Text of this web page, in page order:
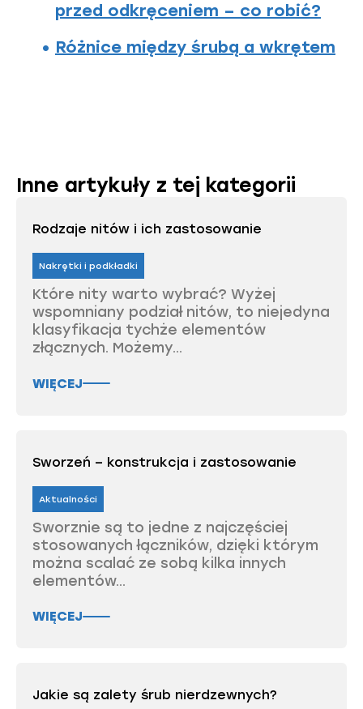
przed odkręceniem – co robić?
Różnice między śrubą a wkrętem
Inne artykuły z tej kategorii
Rodzaje nitów i ich zastosowanie
Nakrętki i podkładki
Które nity warto wybrać? Wyżej
wspomniany podział nitów, to niejedyna
klasyfikacja tychże elementów
złącznych. Możemy...
WIĘCEJ
Sworzeń – konstrukcja i zastosowanie
Aktualności
Sworznie są to jedne z najczęściej
stosowanych łączników, dzięki którym
można scalać ze sobą kilka innych
elementów...
WIĘCEJ
Jakie są zalety śrub nierdzewnych?